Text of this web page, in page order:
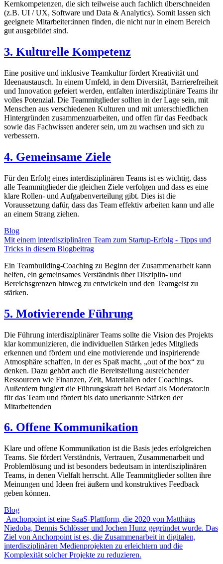
Kernkompetenzen, die sich teilweise auch fachlich überschneiden
(z.B. UI / UX, Software und Data & Analytics). Somit lassen sich
geeignete Mitarbeiter:innen finden, die nicht nur in einem Bereich
gut ausgebildet sind.
3. Kulturelle Kompetenz
Eine positive und inklusive Teamkultur fördert Kreativität und
Ideenaustausch. In einem Umfeld, in dem Diversität, Barrierefreiheit
und Innovation gefeiert werden, entfalten interdisziplinäre Teams ihr
volles Potenzial. Die Teammitglieder sollten in der Lage sein, mit
Menschen aus verschiedenen Kulturen und mit unterschiedlichen
Hintergründen zusammenzuarbeiten, und offen für das Feedback
sowie das Fachwissen anderer sein, um zu wachsen und sich zu
verbessern.
4. Gemeinsame Ziele
Für den Erfolg eines interdisziplinären Teams ist es wichtig, dass
alle Teammitglieder die gleichen Ziele verfolgen und dass es eine
klare Rollen- und Aufgabenverteilung gibt. Dies ist die
Voraussetzung dafür, dass das Team effektiv arbeiten kann und alle
an einem Strang ziehen.
Blog
Mit einem interdisziplinären Team zum Startup-Erfolg - Tipps und
Tricks in diesem Blogbeitrag
Ein Teambuilding-Coaching zu Beginn der Zusammenarbeit kann
helfen, ein gemeinsames Verständnis über Disziplin- und
Bereichsgrenzen hinweg zu entwickeln und den Teamgeist zu
stärken.
5. Motivierende Führung
Die Führung interdisziplinärer Teams sollte die Vision des Projekts
klar kommunizieren, die individuellen Stärken jedes Mitglieds
erkennen und fördern und eine motivierende und inspirierende
Atmosphäre schaffen, in der es Spaß macht, „out of the box“ zu
denken. Dazu gehört auch die Bereitstellung ausreichender
Ressourcen wie Finanzen, Zeit, Materialien oder Coachings.
Außerdem fungiert die Führungskraft bei Bedarf als Moderator:in
für das Team und fördert bis dato unerkannte Stärken der
Mitarbeitenden
6. Offene Kommunikation
Klare und offene Kommunikation ist die Basis jedes erfolgreichen
Teams. Sie fördert Verständnis, Vertrauen, Zusammenarbeit und
Problemlösung und ist besonders bedeutsam in interdisziplinären
Teams, in denen Vielfalt herrscht. Alle Teammitglieder sollten ihre
Meinungen und Ideen frei äußern und konstruktives Feedback
geben können.
Blog
Anchorpoint ist eine SaaS-Plattform, die 2020 von Matthäus
Niedoba, Dennis Schlösser und Jochen Hunz gegründet wurde. Das
Ziel von Anchorpoint ist es, die Zusammenarbeit in digitalen,
interdisziplinären Medienprojekten zu erleichtern und die
Komplexität solcher Projekte zu reduzieren.